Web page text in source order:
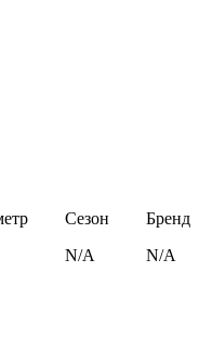
Сезон
N/A
Бренд
N/A